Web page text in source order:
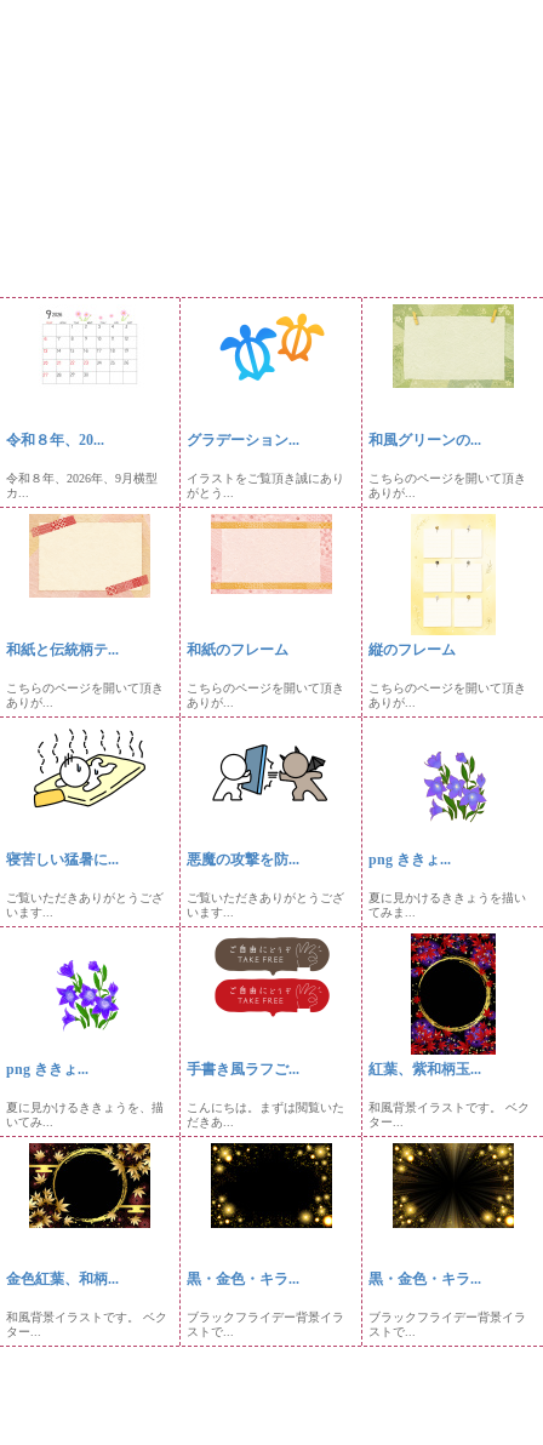
令和８年、20...
令和８年、2026年、9月横型
カ...
グラデーション...
イラストをご覧頂き誠にあり
がとう...
和風グリーンの...
こちらのページを開いて頂き
ありが...
和紙と伝統柄テ...
こちらのページを開いて頂き
ありが...
和紙のフレーム
こちらのページを開いて頂き
ありが...
縦のフレーム
こちらのページを開いて頂き
ありが...
寝苦しい猛暑に...
ご覧いただきありがとうござ
います...
悪魔の攻撃を防...
ご覧いただきありがとうござ
います...
png ききょ...
夏に見かけるききょうを描い
てみま...
png ききょ...
夏に見かけるききょうを、描
いてみ...
手書き風ラフご...
こんにちは。まずは閲覧いた
だきあ...
紅葉、紫和柄玉...
和風背景イラストです。 ベク
ター...
金色紅葉、和柄...
和風背景イラストです。 ベク
ター...
黒・金色・キラ...
ブラックフライデー背景イラ
ストで...
黒・金色・キラ...
ブラックフライデー背景イラ
ストで...